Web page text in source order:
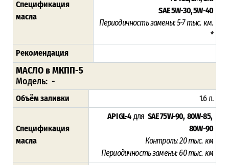
Спецификация
масла
SAE 5W-30, 5W-40
Периодичность замены: 5-7 тыс. км.
*
Рекомендация
МАСЛО в МКПП-5
Модель: -
Объём заливки 1.6 л.
Спецификация
масла
API GL-4 для SAE 75W-90, 80W-85,
80W-90
Контроль: 20 тыс. км
Периодичность замены: 60 тыс. км